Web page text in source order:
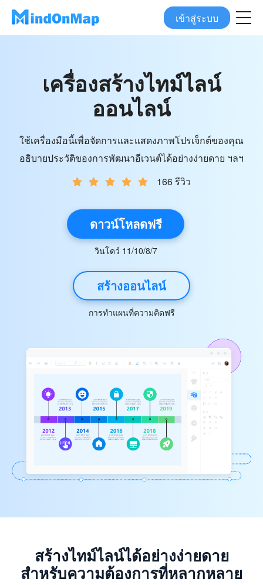
เข้าสู่ระบบ
เครื่องสร้างไทม์ไลน์
ออนไลน์
ใช้เครื่องมือนี้เพื่อจัดการและแสดงภาพโปรเจ็กต์ของคุณ
อธิบายประวัติของการพัฒนาอีเวนต์ได้อย่างง่ายดาย ฯลฯ
166 รีวิว
ดาวน์โหลดฟรี
วินโดว์ 11/10/8/7
สร้างออนไลน์
การทำแผนที่ความคิดฟรี
สร้างไทม์ไลน์ได้อย่างง่ายดาย
สำหรับความต้องการที่หลากหลาย